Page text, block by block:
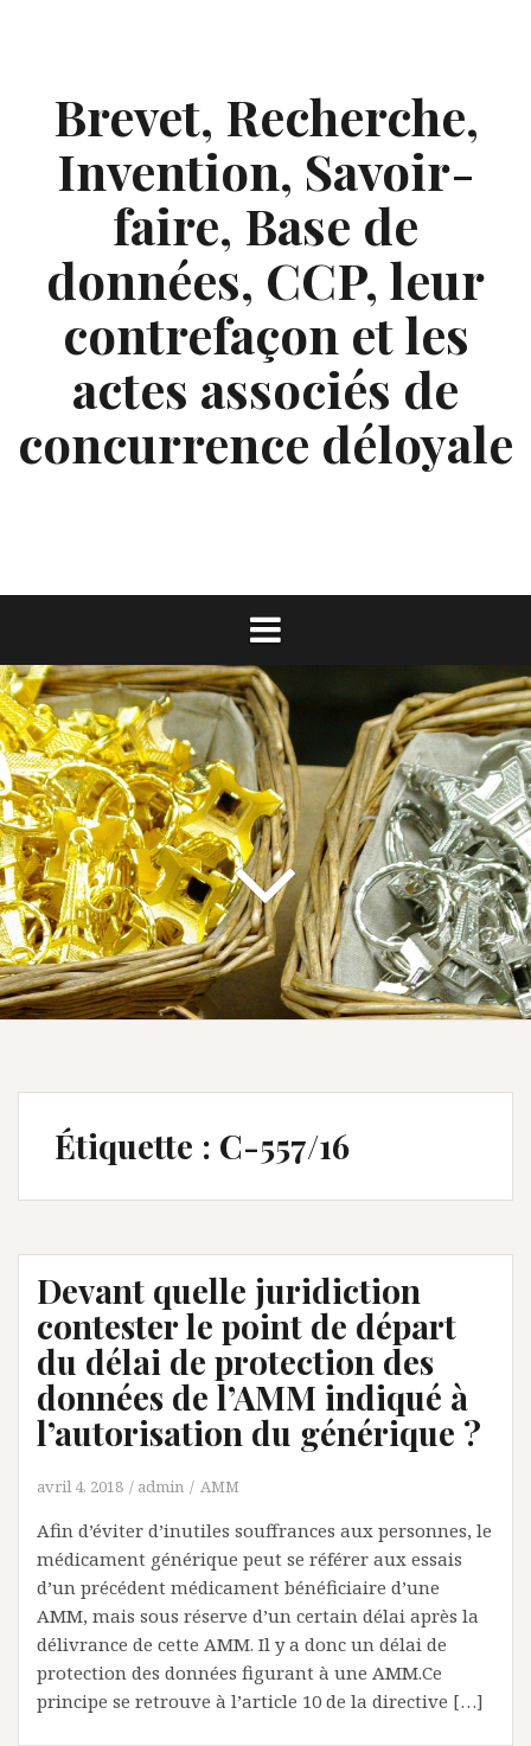
Brevet, Recherche,
Invention, Savoir-
faire, Base de
données, CCP, leur
contrefaçon et les
actes associés de
concurrence déloyale
Étiquette : C-557/16
Devant quelle juridiction
contester le point de départ
du délai de protection des
données de l’AMM indiqué à
l’autorisation du générique ?
avril 4, 2018 admin AMM
Afin d’éviter d’inutiles souffrances aux personnes, le
médicament générique peut se référer aux essais
d’un précédent médicament bénéficiaire d’une
AMM, mais sous réserve d’un certain délai après la
délivrance de cette AMM. Il y a donc un délai de
protection des données figurant à une AMM.Ce
principe se retrouve à l’article 10 de la directive […]